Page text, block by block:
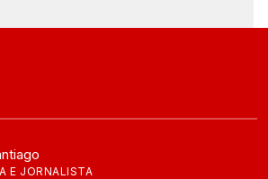
E JORNALISTA